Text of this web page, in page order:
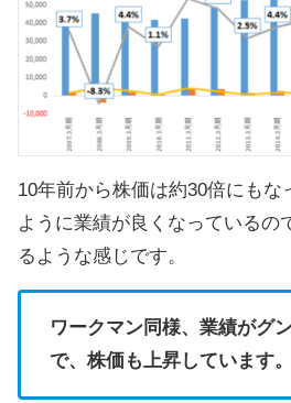
10年前から株価は約30倍にも
ように業績が良くなっているの
るような感じです。
ワークマン同様、業績がグ
で、株価も上昇しています。